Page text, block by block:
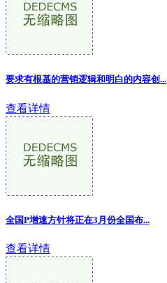
要求有根基的营销逻辑和明白的内容创...
查看详情
全国P增速方针将正在3月份全国布...
查看详情